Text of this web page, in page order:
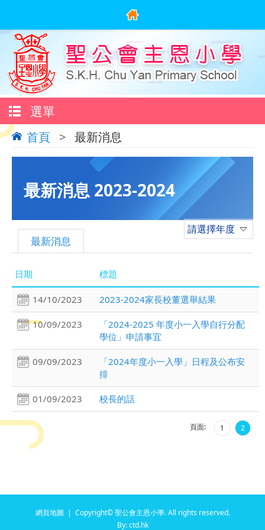
選單
首頁 > 最新消息
最新消息 2023-2024
請選擇年度
最新消息
日期 標題
14/10/2023 2023-2024家長校董選舉結果
10/09/2023
「2024-2025 年度小一入學自行分配
學位」申請事宜
09/09/2023
「2024年度小一入學」日程及公布安
排
01/09/2023 校長的話
頁面: 1 2
網頁地圖 | Copyright© 聖公會主恩小學. All rights reserved.
By: ctd.hk